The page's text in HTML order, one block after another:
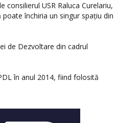
consilierul USR Raluca Curelariu,
închiria un singur spațiu din
de Dezvoltare din cadrul
în anul 2014, fiind folosită